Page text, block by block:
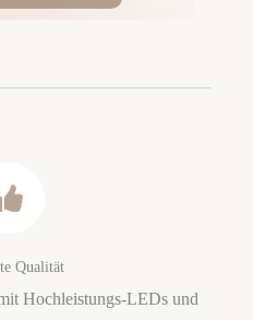
Qualität
Hochleistungs-LEDs und